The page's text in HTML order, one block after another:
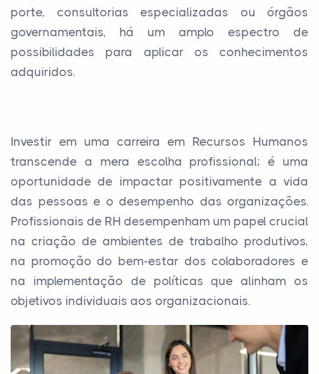
porte, consultorias especializadas ou órgãos
governamentais, há um amplo espectro de
possibilidades para aplicar os conhecimentos
adquiridos.
Investir em uma carreira em Recursos Humanos
transcende a mera escolha profissional; é uma
oportunidade de impactar positivamente a vida
das pessoas e o desempenho das organizações.
Profissionais de RH desempenham um papel crucial
na criação de ambientes de trabalho produtivos,
na promoção do bem-estar dos colaboradores e
na implementação de políticas que alinham os
objetivos individuais aos organizacionais.